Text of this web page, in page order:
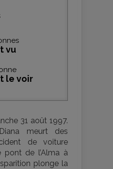
vu
le voir
31 août 1997.
meurt des
de voiture
pont de l’Alma à
plonge la